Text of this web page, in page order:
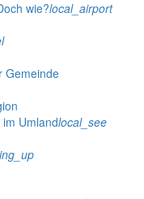
wie?local_airport
Gemeinde
Umlandlocal_see